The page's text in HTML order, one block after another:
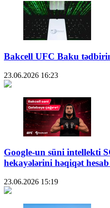
Bakcell UFC Baku
23.06.2026 16:23
Google-un süni intellekti
hekayələrini həqiqət
23.06.2026 15:19